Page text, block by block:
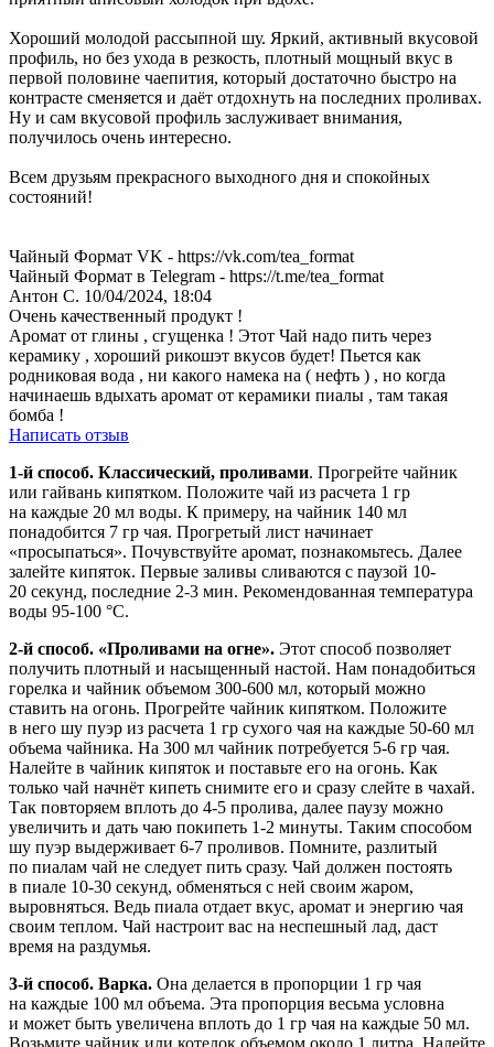
Хороший молодой рассыпной шу. Яркий, активный вкусовой
профиль, но без ухода в резкость, плотный мощный вкус в
первой половине чаепития, который достаточно быстро на
контрасте сменяется и даёт отдохнуть на последних проливах.
Ну и сам вкусовой профиль заслуживает внимания,
получилось очень интересно.
Всем друзьям прекрасного выходного дня и спокойных
состояний!
Чайный Формат VK - https://vk.com/tea_format
Чайный Формат в Telegram - https://t.me/tea_format
Антон С. 10/04/2024, 18:04
Очень качественный продукт !
Аромат от глины , сгущенка ! Этот Чай надо пить через
керамику , хороший рикошэт вкусов будет! Пьется как
родниковая вода , ни какого намека на ( нефть ) , но когда
начинаешь вдыхать аромат от керамики пиалы , там такая
бомба !
Написать отзыв
1-й способ. Классический, проливами. Прогрейте чайник
или гайвань кипятком. Положите чай из расчета 1 гр
на каждые 20 мл воды. К примеру, на чайник 140 мл
понадобится 7 гр чая. Прогретый лист начинает
«просыпаться». Почувствуйте аромат, познакомьтесь. Далее
залейте кипяток. Первые заливы сливаются с паузой 10-
20 секунд, последние 2-3 мин. Рекомендованная температура
воды 95-100 °С.
2-й способ. «Проливами на огне». Этот способ позволяет
получить плотный и насыщенный настой. Нам понадобиться
горелка и чайник объемом 300-600 мл, который можно
ставить на огонь. Прогрейте чайник кипятком. Положите
в него шу пуэр из расчета 1 гр сухого чая на каждые 50-60 мл
объема чайника. На 300 мл чайник потребуется 5-6 гр чая.
Налейте в чайник кипяток и поставьте его на огонь. Как
только чай начнёт кипеть снимите его и сразу слейте в чахай.
Так повторяем вплоть до 4-5 пролива, далее паузу можно
увеличить и дать чаю покипеть 1-2 минуты. Таким способом
шу пуэр выдерживает 6-7 проливов. Помните, разлитый
по пиалам чай не следует пить сразу. Чай должен постоять
в пиале 10-30 секунд, обменяться с ней своим жаром,
выровняться. Ведь пиала отдает вкус, аромат и энергию чая
своим теплом. Чай настроит вас на неспешный лад, даст
время на раздумья.
3-й способ. Варка. Она делается в пропорции 1 гр чая
на каждые 100 мл объема. Эта пропорция весьма условна
и может быть увеличена вплоть до 1 гр чая на каждые 50 мл.
Возьмите чайник или котелок объемом около 1 литра. Налейте